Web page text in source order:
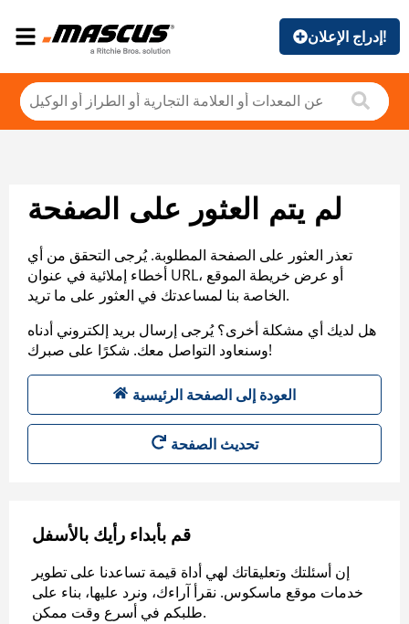
إدراج الإعلان!
لم يتم العثور على الصفحة
تعذر العثور على الصفحة المطلوبة. يُرجى التحقق من أي
أخطاء إملائية في عنوان URL، أو عرض خريطة الموقع
الخاصة بنا لمساعدتك في العثور على ما تريد.
هل لديك أي مشكلة أخرى؟ يُرجى إرسال بريد إلكتروني أدناه
وسنعاود التواصل معك. شكرًا على صبرك!
العودة إلى الصفحة الرئيسية
تحديث الصفحة
قم بأبداء رأيك بالأسفل
إن أسئلتك وتعليقاتك لهي أداة قيمة تساعدنا على تطوير
خدمات موقع ماسكوس. نقرأ آراءك، ونرد عليها، بناء على
طلبكم في أسرع وقت ممكن.